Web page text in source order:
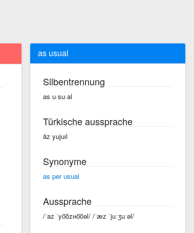
as usual
Silbentrennung
as u·su·al
Türkische aussprache
äz yujuıl
Synonyme
as per usual
Aussprache
/ˈaz ˈyo͞oᴢʜo͞oəl/ /ˈæz ˈjuːʒuːəl/